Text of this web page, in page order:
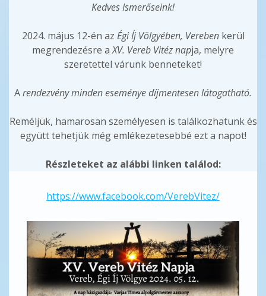
Kedves Ismerőseink!
2024. május 12-én az Égi Íj Völgyében, Verebenkerül
megrendezésre aXV. Vereb Vitéz napja, melyre
szeretettel várunk benneteket!
Arendezvény minden eseménye díjmentesen látogatható.
Reméljük, hamarosan személyesen is találkozhatunk és
együtt tehetjük még emlékezetesebbé ezt a napot!
Részleteket az alábbi linken találod:
https://www.facebook.com/VerebVitez/